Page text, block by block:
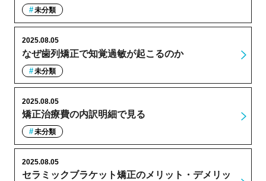
未分類
なぜ歯列矯正で知覚過敏が起こるのか
2025.08.05
未分類
矯正治療費の内訳明細で見る
2025.08.05
未分類
セラミックブラケット矯正のメリット・デメリッ
2025.08.05